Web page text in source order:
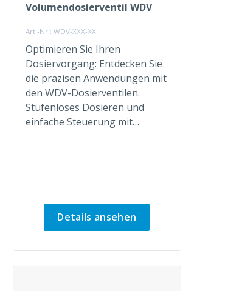
Volumendosierventil WDV
Art.-Nr.: WDV-XXX-XX
Optimieren Sie Ihren
Dosiervorgang: Entdecken Sie
die präzisen Anwendungen mit
den WDV-Dosierventilen.
Stufenloses Dosieren und
einfache Steuerung mit…
Details ansehen